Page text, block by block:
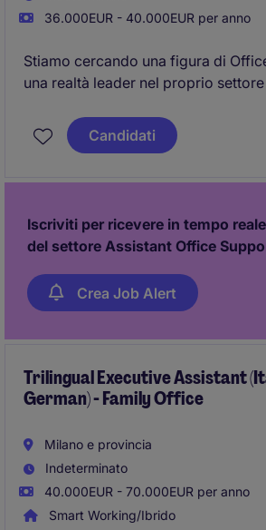
36.000EUR - 40.000EUR per anno
Stiamo cercando una figura di
una realtà leader nel proprio
amministrative e di supporto,
un'organizzazione efficiente
Candidati
Iscriviti per ricevere in tempo
del settore Assistant Office
Crea Job Alert
Trilingual Executive Assistant
German) - Family Office
Milano e provincia
Indeterminato
40.000EUR - 70.000EUR per anno
Smart Working/Ibrido